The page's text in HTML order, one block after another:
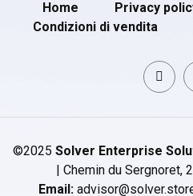
Home Privacy
Condizioni di vendita
©2025 Solver Enterprise
| Chemin du Sergnoret,
Email: